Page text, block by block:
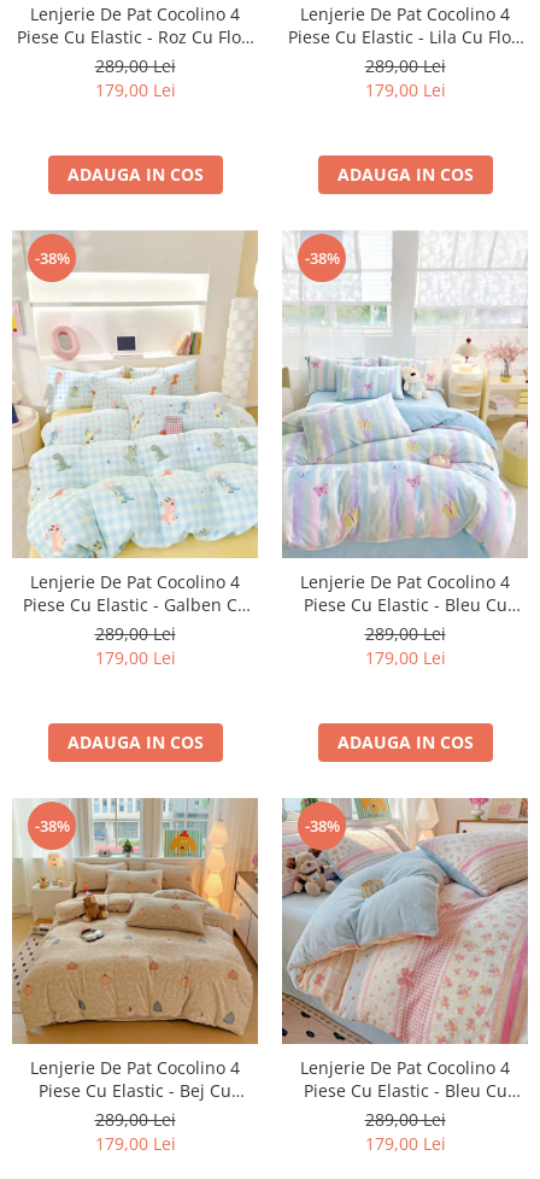
Lenjerie De Pat Cocolino 4
Piese Cu Elastic - Roz Cu Flori
Colorate
289,00 Lei
179,00 Lei
ADAUGA IN COS
Lenjerie De Pat Cocolino 4
Piese Cu Elastic - Lila Cu Flori
Multicolore
289,00 Lei
179,00 Lei
ADAUGA IN COS
-38%
Lenjerie De Pat Cocolino 4
Piese Cu Elastic - Galben Cu
Dinozauri Colorati
289,00 Lei
179,00 Lei
ADAUGA IN COS
-38%
Lenjerie De Pat Cocolino 4
Piese Cu Elastic - Bleu Cu
Dungi Si Fluturasi
289,00 Lei
179,00 Lei
ADAUGA IN COS
-38%
Lenjerie De Pat Cocolino 4
Piese Cu Elastic - Bej Cu
Dovleci De Toamna
289,00 Lei
179,00 Lei
-38%
Lenjerie De Pat Cocolino 4
Piese Cu Elastic - Bleu Cu
Dungi Si Fundite
289,00 Lei
179,00 Lei